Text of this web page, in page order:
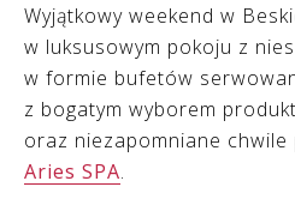
Wyjątkowy weekend w
w luksusowym pokoju z
w formie bufetów
z bogatym wyborem
oraz niezapomniane
Aries SPA.